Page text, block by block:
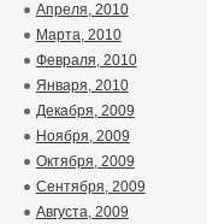
Апреля, 2010
Марта, 2010
Февраля, 2010
Января, 2010
Декабря, 2009
Ноября, 2009
Октября, 2009
Сентября, 2009
Августа, 2009